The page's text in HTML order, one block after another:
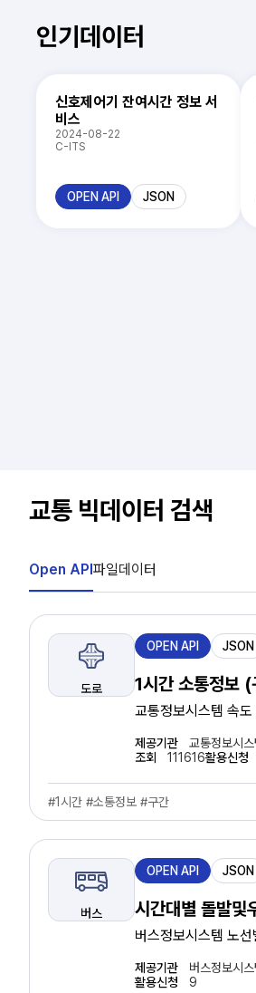
인기데이터
신호제어기 잔여시간 정보 서
비스
2024-08-22
C-ITS
OPEN API JSON
교통 빅데이터 검색
Open API파일데이터
도로
제
공
유
형
OPEN API JSON
1시간 소통정보 (
교통정보시스템 속
제공기관 교통정보시
조회
111616활용신청
#1시간 #소통정보 #구간
버스
제
공
유
형
OPEN API JSON
시간대별 돌발및
버스정보시스템 노
제공기관 버스정보시
활용신청
9